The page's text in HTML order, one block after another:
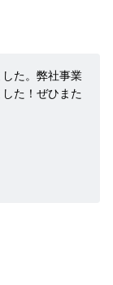
た。弊社事業
た！ぜひまた